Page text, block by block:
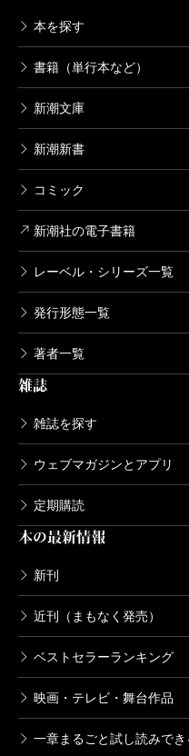
本を探す
書籍（単行本など）
新潮文庫
新潮新書
コミック
新潮社の電子書籍
レーベル・シリーズ一覧
発行形態一覧
著者一覧
雑誌
雑誌を探す
ウェブマガジンとアプリ
定期購読
本の最新情報
新刊
近刊（まもなく発売）
ベストセラーランキング
映画・テレビ・舞台作品
一章まるごと試し読みでき